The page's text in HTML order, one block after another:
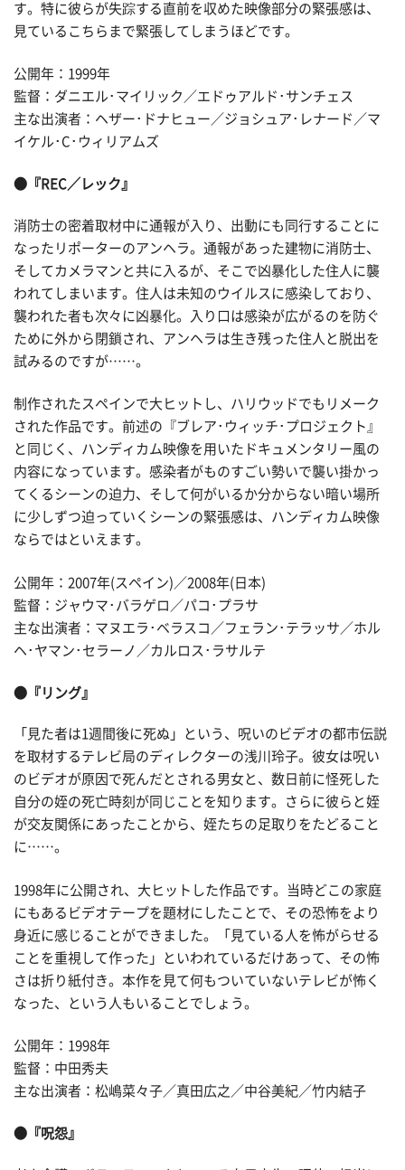
す。特に彼らが失踪する直前を収めた映像部分の緊張感は、
見ているこちらまで緊張してしまうほどです。
公開年：1999年
監督：ダニエル･マイリック／エドゥアルド･サンチェス
主な出演者：ヘザー･ドナヒュー／ジョシュア･レナード／マ
イケル･C･ウィリアムズ
●『REC／レック』
消防士の密着取材中に通報が入り、出動にも同行することに
なったリポーターのアンヘラ。通報があった建物に消防士、
そしてカメラマンと共に入るが、そこで凶暴化した住人に襲
われてしまいます。住人は未知のウイルスに感染しており、
襲われた者も次々に凶暴化。入り口は感染が広がるのを防ぐ
ために外から閉鎖され、アンヘラは生き残った住人と脱出を
試みるのですが……。
制作されたスペインで大ヒットし、ハリウッドでもリメーク
された作品です。前述の『ブレア･ウィッチ･プロジェクト』
と同じく、ハンディカム映像を用いたドキュメンタリー風の
内容になっています。感染者がものすごい勢いで襲い掛かっ
てくるシーンの迫力、そして何がいるか分からない暗い場所
に少しずつ迫っていくシーンの緊張感は、ハンディカム映像
ならではといえます。
公開年：2007年(スペイン)／2008年(日本)
監督：ジャウマ･バラゲロ／パコ･プラサ
主な出演者：マヌエラ･ベラスコ／フェラン･テラッサ／ホル
ヘ･ヤマン･セラーノ／カルロス･ラサルテ
●『リング』
「見た者は1週間後に死ぬ」という、呪いのビデオの都市伝説
を取材するテレビ局のディレクターの浅川玲子。彼女は呪い
のビデオが原因で死んだとされる男女と、数日前に怪死した
自分の姪の死亡時刻が同じことを知ります。さらに彼らと姪
が交友関係にあったことから、姪たちの足取りをたどること
に……。
1998年に公開され、大ヒットした作品です。当時どこの家庭
にもあるビデオテープを題材にしたことで、その恐怖をより
身近に感じることができました。「見ている人を怖がらせる
ことを重視して作った」といわれているだけあって、その怖
さは折り紙付き。本作を見て何もついていないテレビが怖く
なった、という人もいることでしょう。
公開年：1998年
監督：中田秀夫
主な出演者：松嶋菜々子／真田広之／中谷美紀／竹内結子
●『呪怨』